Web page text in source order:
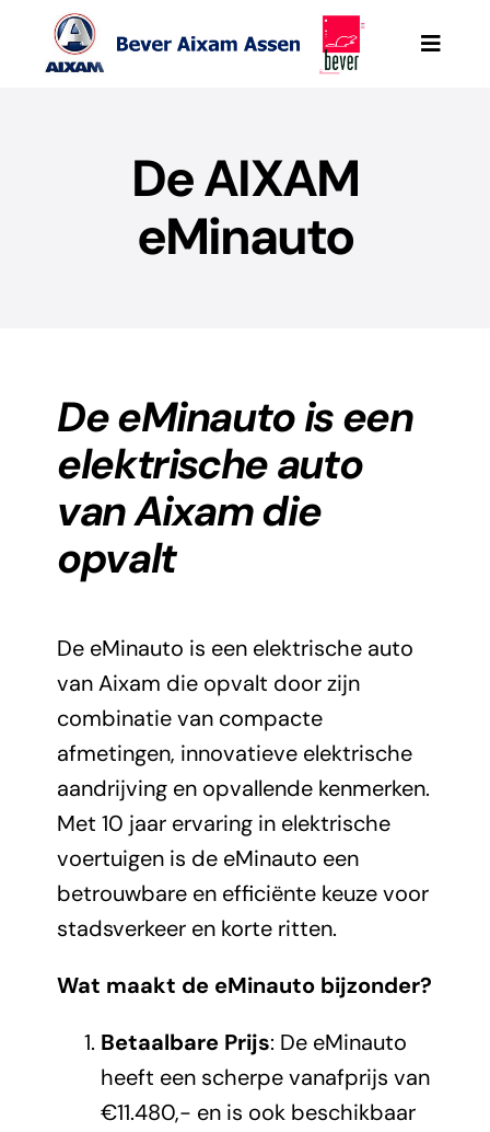
Toggle
Aixam
Werkplaatsafspraak
Onze occasions
Aixam Pro
De AIXAM
eMinauto
De eMinauto is een
elektrische auto
van Aixam die
opvalt
De eMinauto is een elektrische auto
van Aixam die opvalt door zijn
combinatie van compacte
afmetingen, innovatieve elektrische
aandrijving en opvallende kenmerken.
Met 10 jaar ervaring in elektrische
voertuigen is de eMinauto een
betrouwbare en efficiënte keuze voor
stadsverkeer en korte ritten.
Wat maakt de eMinauto bijzonder?
Betaalbare Prijs: De eMinauto
heeft een scherpe vanafprijs van
€11.480,- en is ook beschikbaar